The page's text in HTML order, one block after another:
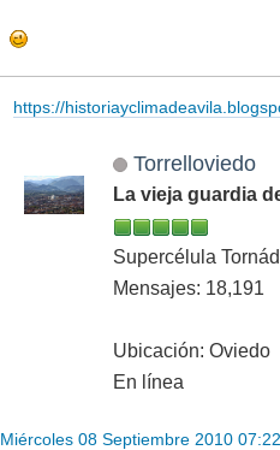
https://
Torrelloviedo
La vieja guardia
Supercélula
Mensajes: 18,191
Ubicación: Oviedo
En línea
Miércoles 08 Septiembre 2010